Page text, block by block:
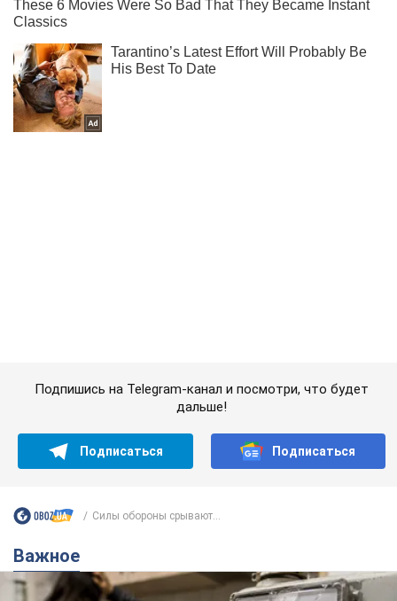
Женщине начислили 729 тыс. грн долга за газ
из-за показаний неисправного счетчика: судья
вынес неожиданное решение